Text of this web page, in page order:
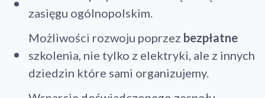
zasięgu ogólnopolskim.
Możliwości rozwoju poprzez bezpłatne
szkolenia, nie tylko z elektryki, ale z innych
dziedzin które sami organizujemy.